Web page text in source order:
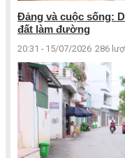
Đảng và cuộc sống:
đất làm đường
20:31 - 15/07/2026 286